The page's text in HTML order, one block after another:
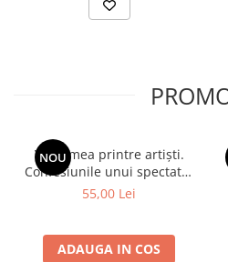
NOU
Viața mea printre artiști.
Confesiunile unui spectator
fidel
55,00 Lei
ADAUGA IN COS